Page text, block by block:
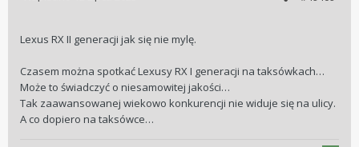
Lexus RX II generacji jak się nie mylę.
Czasem można spotkać Lexusy RX I generacji na taksówkach…
Może to świadczyć o niesamowitej jakości…
Tak zaawansowanej wiekowo konkurencji nie widuje się na ulicy.
A co dopiero na taksówce…